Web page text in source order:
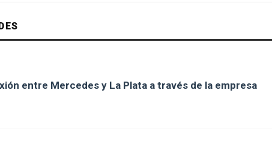
entre Mercedes y La Plata a través de la empresa